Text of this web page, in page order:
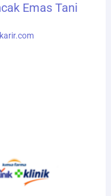
Emas Tani